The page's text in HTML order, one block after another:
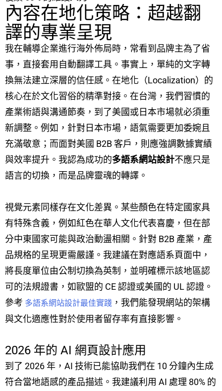
內容在地化策略：超越翻
譯的專業呈現
我在輔導企業進行海外佈局時，常看到品牌主為了省
事，直接套用自動翻譯工具。事實上，單純的文字轉
換無法建立深層的信任感。在地化（Localization）的
核心在於文化習俗的精準對接。在台灣，我們習慣的
產業術語與溝通節奏，到了美國或日本市場就必須重
新調整。例如，針對日本市場，語氣需要更加委婉且
充滿敬意；而面對美國 B2B 客戶，則應強調數據實績
與效率提升。我認為成功的多語系網站設計不應只是
語言的切換，而是品牌靈魂的轉譯。
視覺元素同樣存在文化差異。某些顏色在特定國家具
有特殊含義，例如紅色在華人文化代表喜慶，但在部
分中東國家可能與政治動盪相關。針對 B2B 產業，產
品規格的呈現更需嚴謹。我建議在對應語系頁面中，
將長度單位由公制切換為英制，並明確標示該地區認
可的法規證書，如歐盟的 CE 認證或美國的 UL 認證。
參考 多語系網站設計最佳實踐 ，我們能發現網站的架構
與文化適應性對於使用者留存率有直接影響。
2026 年的 AI 網頁設計應用
到了 2026 年，AI 技術已能協助我們在 10 分鐘內生成
符合當地語感的產品描述。我建議利用 AI 處理 80% 的